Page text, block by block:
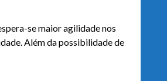
se maior agilidade nos
Além da possibilidade de